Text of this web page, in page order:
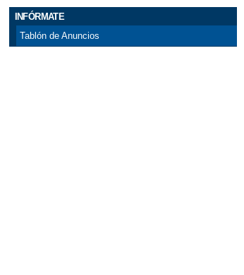
INFÓRMATE
Tablón de Anuncios